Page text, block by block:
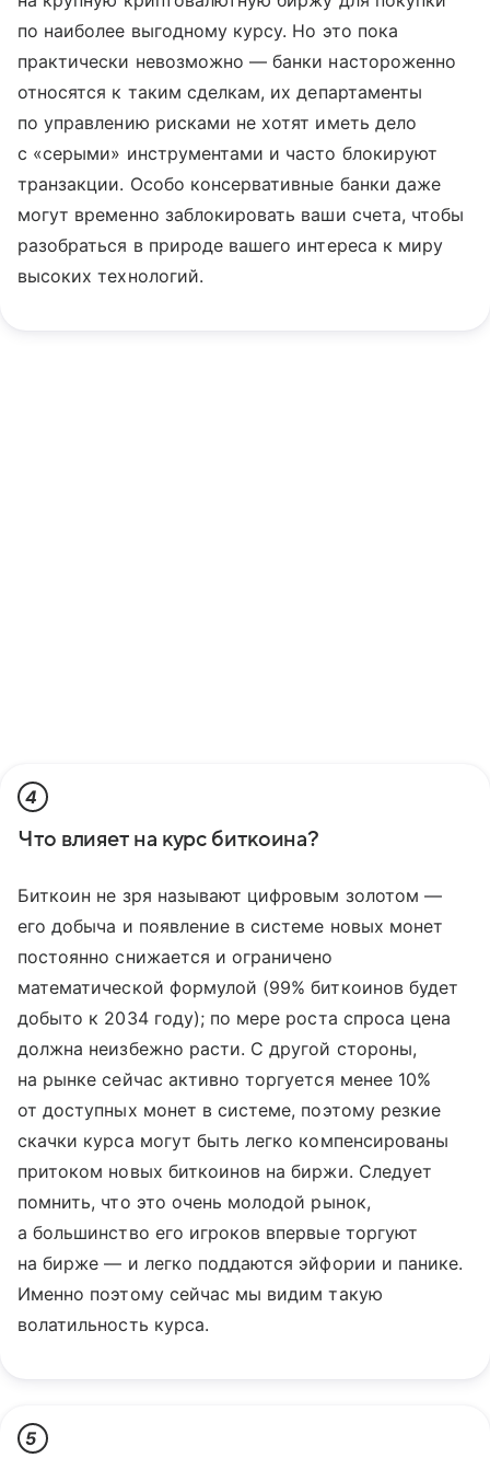
по наиболее выгодному курсу. Но это пока
практически невозможно — банки настороженно
относятся к таким сделкам, их департаменты
по управлению рисками не хотят иметь дело
с «серыми» инструментами и часто блокируют
транзакции. Особо консервативные банки даже
могут временно заблокировать ваши счета, чтобы
разобраться в природе вашего интереса к миру
высоких технологий.
4
Что влияет на курс биткоина?
Биткоин не зря называют цифровым золотом —
его добыча и появление в системе новых монет
постоянно снижается и ограничено
математической формулой (99% биткоинов будет
добыто к 2034 году); по мере роста спроса цена
должна неизбежно расти. С другой стороны,
на рынке сейчас активно торгуется менее 10%
от доступных монет в системе, поэтому резкие
скачки курса могут быть легко компенсированы
притоком новых биткоинов на биржи. Следует
помнить, что это очень молодой рынок,
а большинство его игроков впервые торгуют
на бирже — и легко поддаются эйфории и панике.
Именно поэтому сейчас мы видим такую
волатильность курса.
5